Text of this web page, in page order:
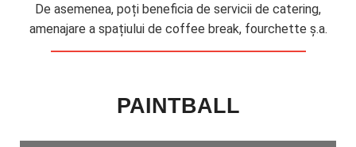
De asemenea, poți beneficia de servicii de catering,
amenajare a spațiului de coffee break, fourchette ș.a.
PAINTBALL